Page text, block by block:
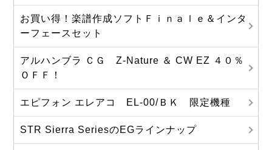
お買い得！楽譜作成ソフトＦｉｎａｌｅ＆インタ
ーフェースセット
アルハンブラ ＣＧ Z-Nature ＆ CW EZ ４０％
ＯＦＦ！
エピフォン エレアコ EL-00/ＢＫ 限定機種
STR Sierra SeriesのEGラインナップ